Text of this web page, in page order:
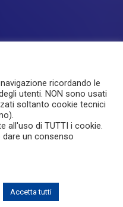
Servizi
Piteco Newsroom
18|20159 Milano
€
ricordando le
utenti. NON sono usati
soltanto cookie tecnici
all'uso di TUTTI i cookie.
dare un consenso
Accetta tutti